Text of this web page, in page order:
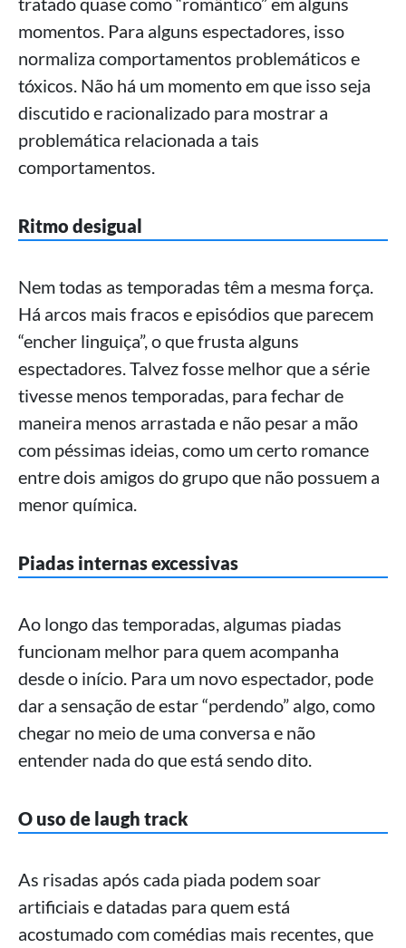
momentos. Para alguns espectadores, isso
normaliza comportamentos problemáticos e
tóxicos. Não há um momento em que isso seja
discutido e racionalizado para mostrar a
problemática relacionada a tais
comportamentos.
Ritmo desigual
Nem todas as temporadas têm a mesma força.
Há arcos mais fracos e episódios que parecem
“encher linguiça”, o que frusta alguns
espectadores. Talvez fosse melhor que a série
tivesse menos temporadas, para fechar de
maneira menos arrastada e não pesar a mão
com péssimas ideias, como um certo romance
entre dois amigos do grupo que não possuem a
menor química.
Piadas internas excessivas
Ao longo das temporadas, algumas piadas
funcionam melhor para quem acompanha
desde o início. Para um novo espectador, pode
dar a sensação de estar “perdendo” algo, como
chegar no meio de uma conversa e não
entender nada do que está sendo dito.
O uso de laugh track
As risadas após cada piada podem soar
artificiais e datadas para quem está
acostumado com comédias mais recentes, que